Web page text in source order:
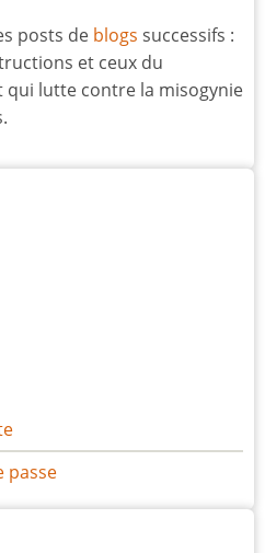
posts de blogs successifs :
et ceux du
qui lutte contre la misogynie
passe